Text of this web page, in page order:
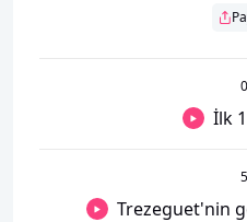
0
İlk
5
Trezeguet'nin